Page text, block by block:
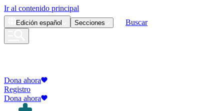
Ir al contenido principal
Edición español Secciones Buscar
Dona ahora
Registro
Dona ahora